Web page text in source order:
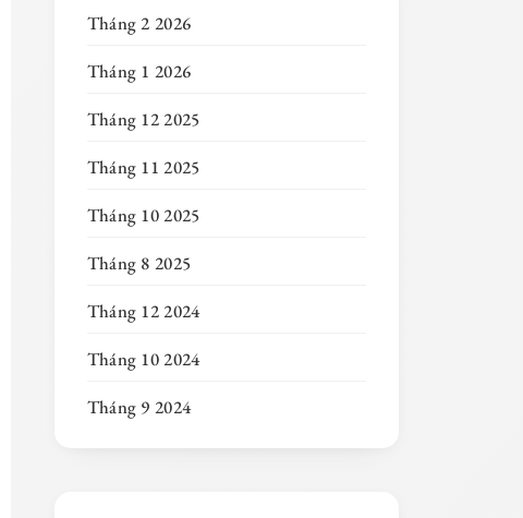
Tháng 2 2026
Tháng 1 2026
Tháng 12 2025
Tháng 11 2025
Tháng 10 2025
Tháng 8 2025
Tháng 12 2024
Tháng 10 2024
Tháng 9 2024